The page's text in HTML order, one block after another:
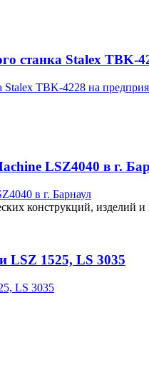
станка Stalex TBK-
LSZ4040 в г.
конструкций, изделий и
LSZ 1525, LS 3035